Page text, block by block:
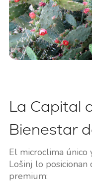
La Capital
Bienestar
El microclima
Lošinj lo
premium: